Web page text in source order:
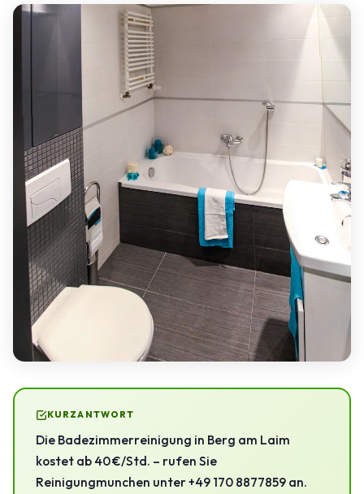
KURZANTWORT
Die Badezimmerreinigung in Berg am Laim
kostet ab 40 €/Std. – rufen Sie
Reinigungmunchen unter +49 170 8877859 an.